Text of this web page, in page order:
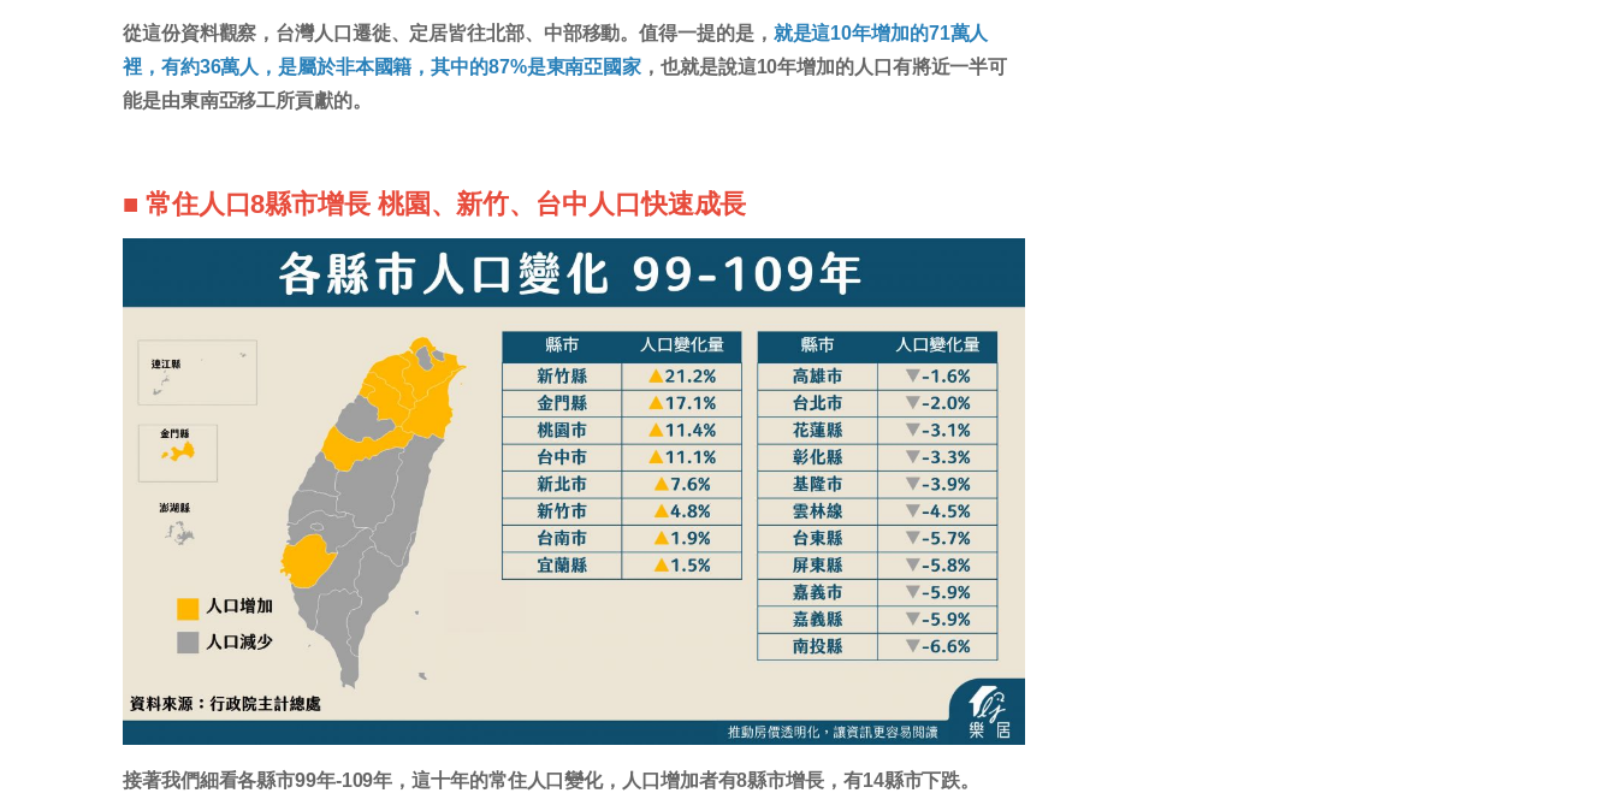
從這份資料觀察，台灣人口遷徙、定居皆往北部、中部移動。值得一提的是， 就是這10年增加的71萬人
裡，有約36萬人，是屬於非本國籍，其中的87%是東南亞國家 ，也就是說這10年增加的人口有將近一半可
能是由東南亞移工所貢獻的。
■ 常住人口8縣市增長 桃園、新竹、台中人口快速成長
接著我們細看各縣市99年-109年，這十年的常住人口變化，人口增加者有8縣市增長，有14縣市下跌。